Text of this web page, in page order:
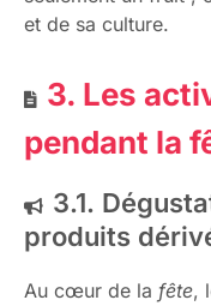
et de sa culture.
3. Les
pendant la
3.1.
produits
Au cœur de la fête,